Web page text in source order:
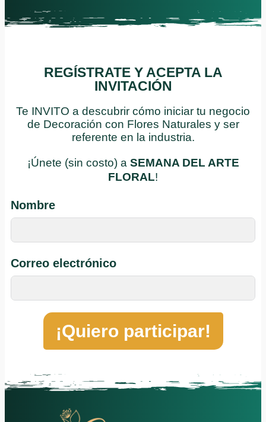
REGÍSTRATE Y ACEPTA LA
INVITACIÓN
Te INVITO a descubrir cómo iniciar tu negocio
de Decoración con Flores Naturales y ser
referente en la industria.
¡Únete (sin costo) a SEMANA DEL ARTE
FLORAL!
Nombre
Correo electrónico
¡Quiero participar!